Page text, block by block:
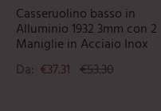
Casseruolino basso in
Alluminio 1932 3mm con 2
Maniglie in Acciaio Inox
Da: €37.31 €53.30